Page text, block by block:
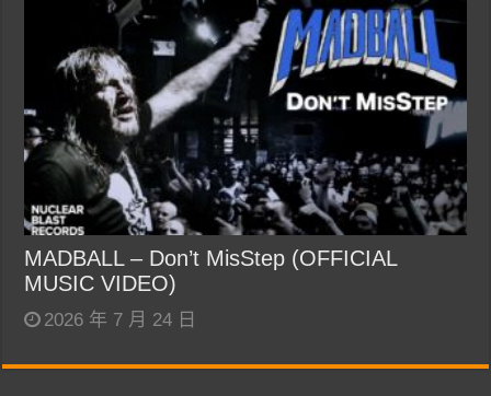
MADBALL – Don’t MisStep (OFFICIAL
MUSIC VIDEO)
2026 年 7 月 24 日